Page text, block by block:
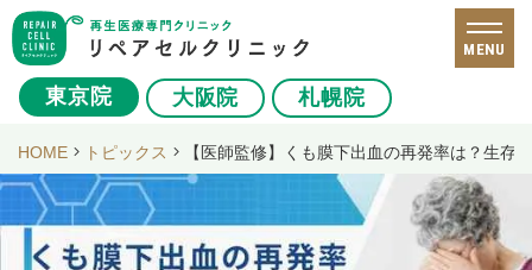
東京院 大阪院 札幌院
MENU
HOME トピックス 【医師監修】くも膜下出血の再発率は？生存